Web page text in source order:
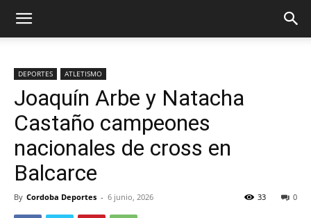
DEPORTES ATLETISMO
Joaquín Arbe y Natacha
Castaño campeones
nacionales de cross en
Balcarce
By Cordoba Deportes - 6 junio, 2026 0
33